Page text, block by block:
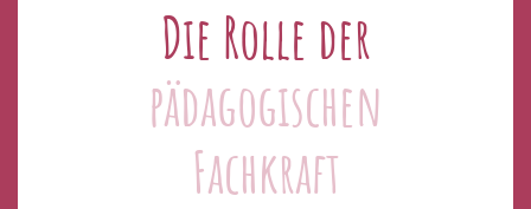
Die Rolle der
pädagogischen
Fachkraft